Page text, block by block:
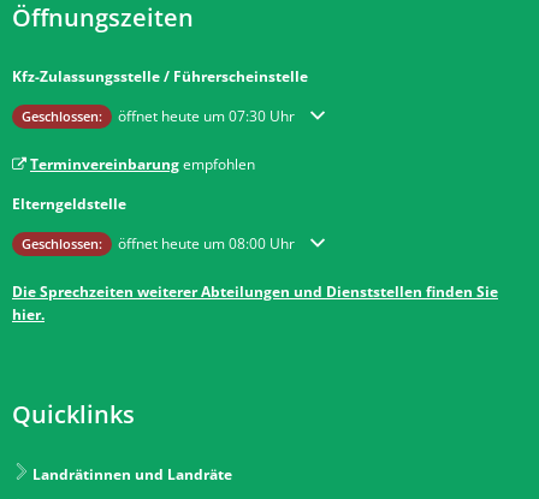
Öffnungszeiten
Kfz-Zulassungsstelle / Führerscheinstelle
Klicken, um weitere Öffnungs- oder Schließzeiten auszublenden
Geschlossen: öffnet heute um 07:30 Uhr
Terminvereinbarungempfohlen
Elterngeldstelle
Klicken, um weitere Öffnungs- oder Schließzeiten auszublenden
Geschlossen: öffnet heute um 08:00 Uhr
Die Sprechzeiten weiterer Abteilungen und Dienststellen finden Sie
hier.
Quicklinks
Landrätinnen und Landräte